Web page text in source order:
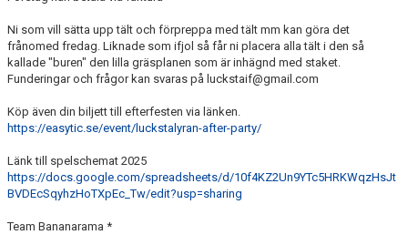
DOKUMENT
GÄSTBOK
Ni som vill sätta upp tält och förpreppa med tält mm kan göra det
frånomed fredag. Liknade som ifjol så får ni placera alla tält i den så
kallade "buren" den lilla gräsplanen som är inhägnd med staket.
Funderingar och frågor kan svaras på luckstaif@gmail.com
Köp även din biljett till efterfesten via länken.
https://easytic.se/event/luckstalyran-after-party/
Länk till spelschemat 2025
https://docs.google.com/spreadsheets/d/10f4KZ2Un9YTc5HRKWqzHsJt
BVDEcSqyhzHoTXpEc_Tw/edit?usp=sharing
Team Bananarama *